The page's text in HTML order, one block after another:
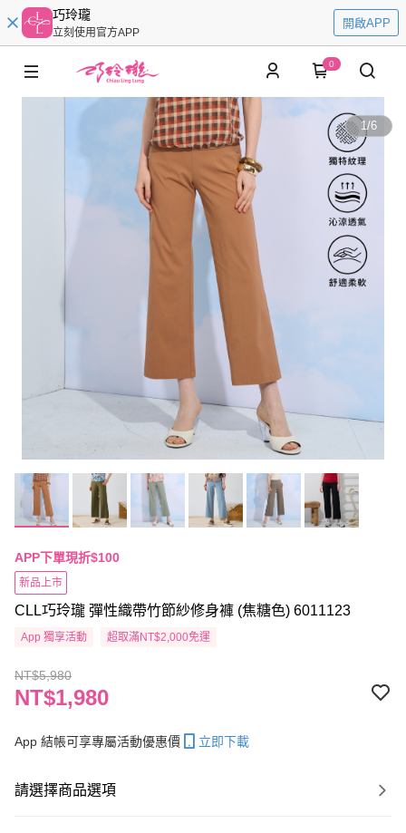
巧玲瓏
立刻使用官方APP
開啟APP
0
1/6
APP下單現折$100
新品上市
CLL巧玲瓏 彈性織帶竹節紗修身褲 (焦糖色) 6011123
App 獨享活動 超取滿NT$2,000免運
NT$5,980
NT$1,980
App 結帳可享專屬活動優惠價 立即下載
請選擇商品選項